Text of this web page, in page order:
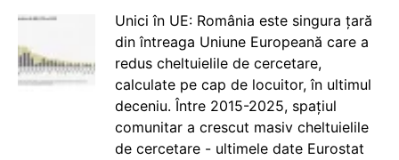
Unici în UE: România este singura țară
din întreaga Uniune Europeană care a
redus cheltuielile de cercetare,
calculate pe cap de locuitor, în ultimul
deceniu. Între 2015-2025, spațiul
comunitar a crescut masiv cheltuielile
de cercetare - ultimele date Eurostat